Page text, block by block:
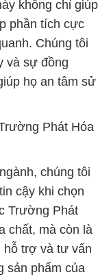
không chỉ giúp
phần tích cực
Chúng tôi
và sự đồng
họ an tâm sử
Phát Hóa
chúng tôi
cậy khi chọn
Trường Phát
chất, mà còn là
hỗ trợ và tư vấn
sản phẩm của